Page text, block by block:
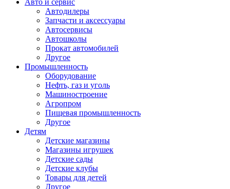
Авто и сервис
Автодилеры
Запчасти и аксессуары
Автосервисы
Автошколы
Прокат автомобилей
Другое
Промышленность
Оборудование
Нефть, газ и уголь
Машиностроение
Агропром
Пищевая промышленность
Другое
Детям
Детские магазины
Магазины игрушек
Детские сады
Детские клубы
Товары для детей
Другое